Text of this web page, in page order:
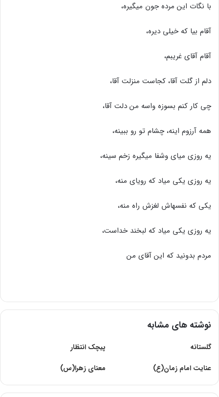
با نگات این مرده جون میگیره،
آقام بیا که خیلی دیره،
آقام آقای غریبم،
دلم از گلت آقا، کجاست منزلت آقا،
چی کار کنم بسوزه واسه من دلت آقا،
همه آرزوم اینه، چشام تو رو ببینه،
یه روزی میای وشفا میگیره زخم سینه،
یه روزی یکی میاد که رویای منه،
یکی که نفسهاش لغزش راه منه،
یه روزی یکی میاد که لبخند خداست،
مردم بدونید که این آقای من
نوشته های مشابه
گلستانه
پیچک‌ انتظار
عنایت امام زمان(ع)
معناى زهرا(س)